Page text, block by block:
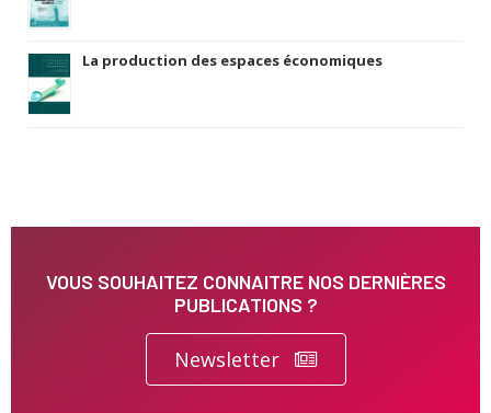
La production des espaces économiques
VOUS SOUHAITEZ CONNAITRE NOS DERNIÈRES
PUBLICATIONS ?
Newsletter